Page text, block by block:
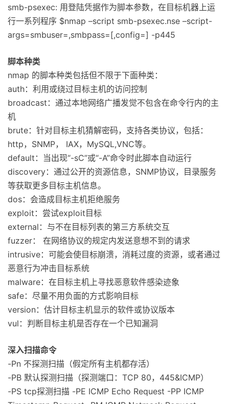
smb-psexec: 用登陆凭据作为脚本参数，在目标机器上运
行一系列程序 $nmap –script smb-psexec.nse –script-
args=smbuser=,smbpass= [,config=] -p445
脚本种类
nmap 的脚本种类包括但不限于下面种类：
auth：利用或绕过目标主机的访问控制
broadcast：通过本地网络广播发觉不包含在命令行内的主
机
brute：针对目标主机猜解密码，支持各类协议，包括：
http，SNMP， IAX，MySQL,VNC等。
default：当出现“-sC”或“-A”命令时此脚本自动运行
discovery：通过公开的资源信息，SNMP协议，目录服务
等获取更多目标主机信息。
dos：会造成目标主机拒绝服务
exploit：尝试exploit目标
external：与不在目标列表的第三方系统交互
fuzzer： 在网络协议的规定内发送意想不到的请求
intrusive：可能会使目标崩溃，消耗过度的资源，或者通过
恶意行为冲击目标系统
malware：在目标主机上寻找恶意软件感染迹象
safe：尽量不用负面的方式影响目标
version：估计目标主机显示的软件或协议版本
vul：判断目标主机是否存在一个已知漏洞
深入扫描命令
-Pn 不探测扫描（假定所有主机都存活）
-PB 默认探测扫描（探测端口：TCP 80，445&ICMP）
-PS tcp探测扫描 -PE ICMP Echo Request -PP ICMP